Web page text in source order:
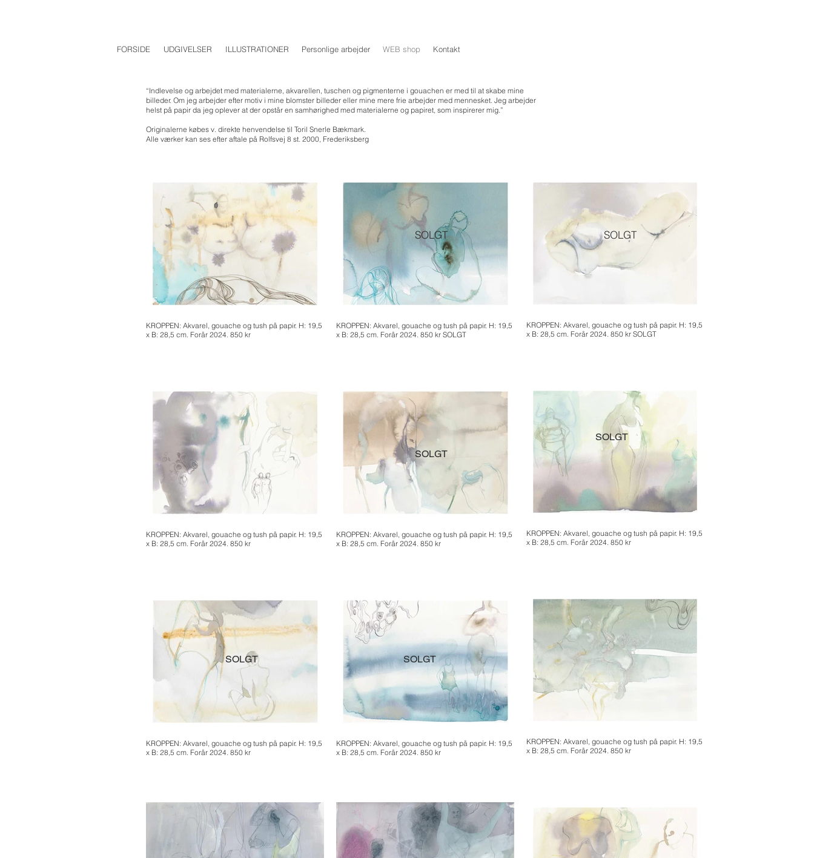
FORSIDE UDGIVELSER ILLUSTRATIONER Personlige arbejder WEB shop Kontakt
“Indlevelse og arbejdet med materialerne, akvarellen, tuschen og pigmenterne i gouachen er med til at skabe mine
billeder. Om jeg arbejder efter motiv i mine blomster billeder eller mine mere frie arbejder med mennesket. Jeg arbejder
helst på papir da jeg oplever at der opstår en samhørighed med materialerne og papiret, som inspirerer mig.”
Originalerne købes v. direkte henvendelse til Toril Snerle Bækmark.
Alle værker kan ses efter aftale på Rolfsvej 8 st. 2000, Frederiksberg
KROPPEN: Akvarel, gouache og tush på papir. H: 19,5
x B: 28,5 cm. Forår 2024. 850 kr
KROPPEN: Akvarel, gouache og tush på papir. H: 19,5
x B: 28,5 cm. Forår 2024. 850 kr SOLGT
KROPPEN: Akvarel, gouache og tush på papir. H: 19,5
x B: 28,5 cm. Forår 2024. 850 kr SOLGT
KROPPEN: Akvarel, gouache og tush på papir. H: 19,5
x B: 28,5 cm. Forår 2024. 850 kr
KROPPEN: Akvarel, gouache og tush på papir. H: 19,5
x B: 28,5 cm. Forår 2024. 850 kr
KROPPEN: Akvarel, gouache og tush på papir. H: 19,5
x B: 28,5 cm. Forår 2024. 850 kr
KROPPEN: Akvarel, gouache og tush på papir. H: 19,5
x B: 28,5 cm. Forår 2024. 850 kr
KROPPEN: Akvarel, gouache og tush på papir. H: 19,5
x B: 28,5 cm. Forår 2024. 850 kr
KROPPEN: Akvarel, gouache og tush på papir. H: 19,5
x B: 28,5 cm. Forår 2024. 850 kr
SOLGT SOLGT
SOLGT
SOLGT SOLGT
SOLGT